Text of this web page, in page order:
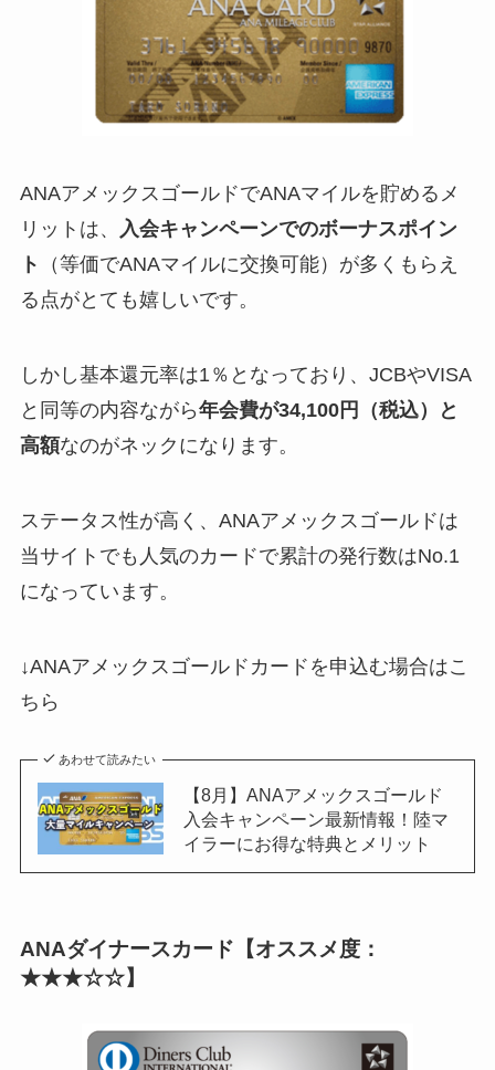
ANAアメックスゴールドでANAマイルを貯めるメ
リットは、
入会キャンペーンでのボーナスポイン
ト
（等価でANAマイルに交換可能）が多くもらえ
る点がとても嬉しいです。
しかし基本還元率は1％となっており、JCBやVISA
と同等の内容ながら年会費が34,100円（税込）と
高額なのがネックになります。
ステータス性が高く、ANAアメックスゴールドは
当サイトでも人気のカードで累計の発行数はNo.1
になっています。
↓ANAアメックスゴールドカードを申込む場合はこ
ちら
あわせて読みたい
【8月】ANAアメックスゴールド
入会キャンペーン最新情報！陸マ
イラーにお得な特典とメリット
ANAダイナースカード【オススメ度：
★★★☆☆】